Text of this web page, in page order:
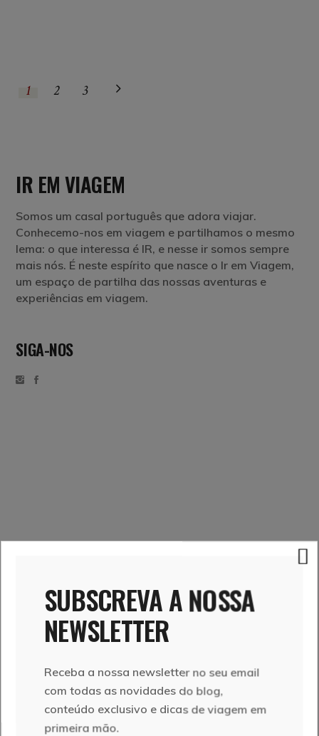
1 2 3
IR EM VIAGEM
Somos um casal português que adora viajar.
Conhecemo-nos em viagem e partilhamos o mesmo
lema: o que interessa é IR, e nesse ir somos sempre
mais nós. É neste espírito que nasce o Ir em Viagem,
um espaço de partilha das nossas aventuras e
experiências em viagem.
SIGA-NOS
SUBSCREVA A NOSSA
NEWSLETTER
Receba a nossa newsletter no seu email
com todas as novidades do blog,
conteúdo exclusivo e dicas de viagem em
primeira mão.